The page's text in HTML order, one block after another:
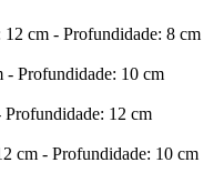
cm - Profundidade: 8 cm
Profundidade: 10 cm
12 cm
cm - Profundidade: 10 cm